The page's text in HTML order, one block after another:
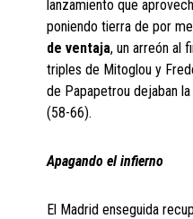
lanzamiento que
poniendo tierra de por
de ventaja, un arreón al
triples de Mitoglou y
de Papapetrou dejaban
(58-66).
Apagando el infierno
El Madrid enseguida